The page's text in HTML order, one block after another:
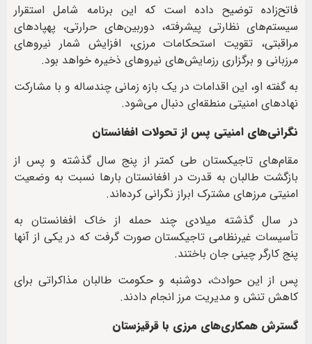
فاتح‌زاده توضیح داده است که این برنامه شامل استقرار
سیستم‌های نظارتی پیشرفته، دوربین‌های حرارتی، پهپادهای
مراقبتی، تقویت استحکامات مرزی، افزایش شمار نیروهای
مرزبانی و برگزاری رزمایش‌های نیروهای ذخیره خواهد بود.
به گفته او، این اقدامات در یک بازه زمانی چندساله و با مشارکت
نهادهای امنیتی منطقه‌ای دنبال می‌شود.
نگرانی‌های امنیتی پس از تحولات افغانستان
مقام‌های تاجیکستان طی کمتر از پنج سال گذشته و پس از
بازگشت طالبان به قدرت در افغانستان بارها نسبت به وضعیت
امنیتی مرزهای مشترک ابراز نگرانی کرده‌اند.
در سال گذشته میلادی چند حمله از خاک افغانستان به
تأسیسات غیرنظامی تاجیکستان صورت گرفت که در یکی از آنها
پنج کارگر چینی جان باختند.
پس از این حوادث، دوشنبه و حکومت طالبان مذاکراتی برای
کاهش تنش و مدیریت مرز انجام دادند.
گسترش همکاری‌های مرزی با قرقیزستان